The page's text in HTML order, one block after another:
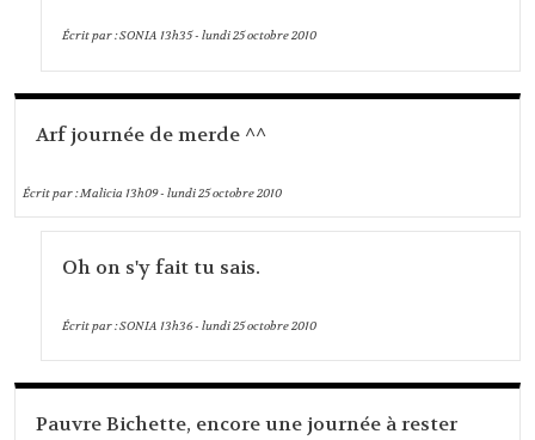
Écrit par :SONIA 13h35- lundi 25octobre 2010
Arf journée de merde ^^
Écrit par :Malicia 13h09-lundi 25octobre 2010
Oh on s'y fait tu sais.
Écrit par :SONIA 13h36- lundi 25octobre 2010
Pauvre Bichette, encore une journée à rester